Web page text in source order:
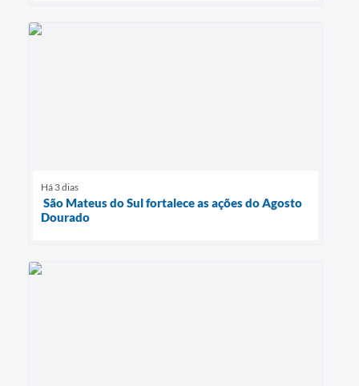
Há 3 dias
São Mateus do Sul fortalece as ações do Agosto
Dourado